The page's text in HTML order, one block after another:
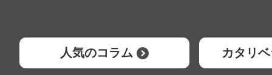
人気のコラム カタリ